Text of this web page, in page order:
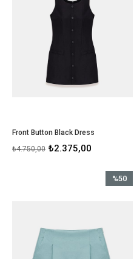
Front Button Black Dress
₺2.375,00
₺4.750,00
%50